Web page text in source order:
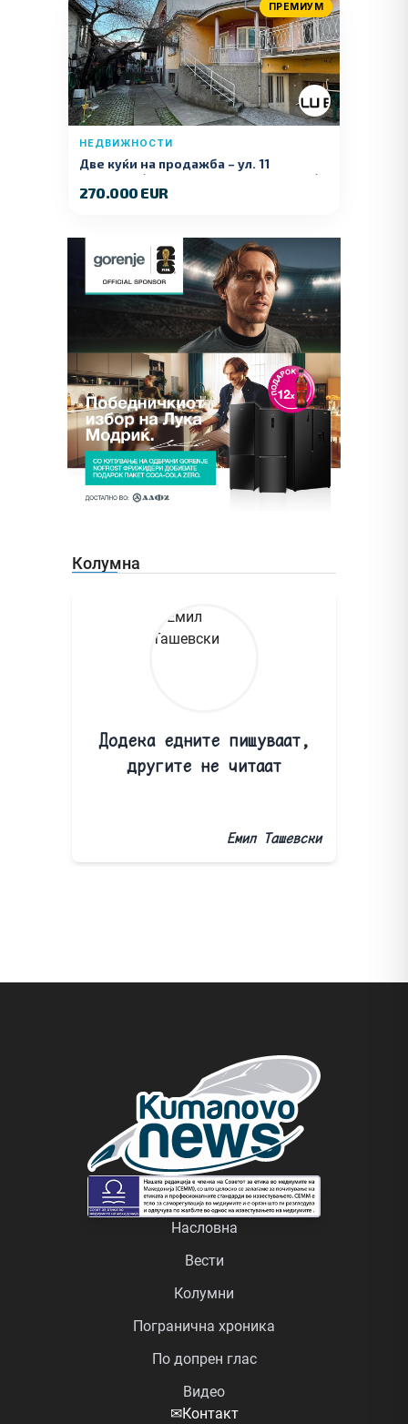
ПРЕМИУМ
НЕДВИЖНОСТИ
Две куќи на продажба – ул. 11
Ноември (Наспроти Селман Туризам)
270.000 EUR
Колумна
Додека едните пишуваат,
другите не читаат
Емил Ташевски
Насловна
Вести
Колумни
Погранична хроника
По допрен глас
Видео
✉Контакт